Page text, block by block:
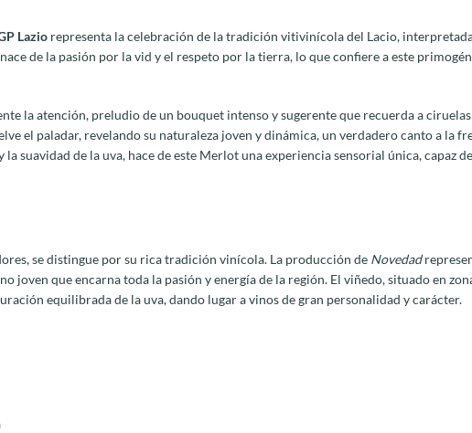
Lazio representa la celebración de la tradición vitivinícola del Lacio,
de la pasión por la vid y el respeto por la tierra, lo que confiere a este
la atención, preludio de un bouquet intenso y sugerente que recuerda a
el paladar, revelando su naturaleza joven y dinámica, un verdadero canto a la
suavidad de la uva, hace de este Merlot una experiencia sensorial única, capaz
se distingue por su rica tradición vinícola. La producción de Novedad
que encarna toda la pasión y energía de la región. El viñedo, situado en
equilibrada de la uva, dando lugar a vinos de gran personalidad y carácter.